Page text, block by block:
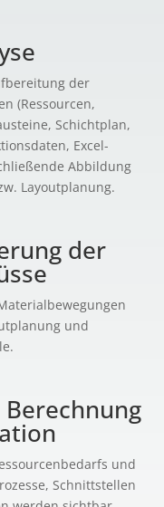
der
(Ressourcen,
Schichtplan,
Excel-
Abbildung
Layoutplanung.
der
und
Berechnung
und
Schnittstellen